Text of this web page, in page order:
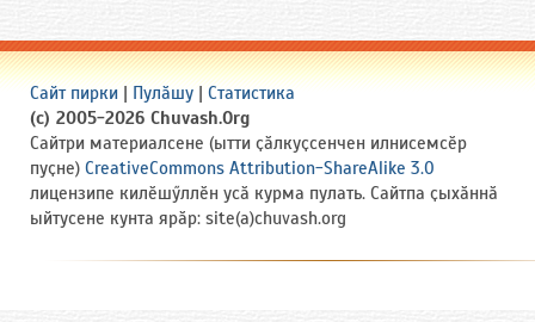
Сайт пирки | Пулӑшу | Статистика
(c) 2005-2026 Chuvash.Org
Сайтри материалсене (ытти ҫӑлкуҫсенчен илнисемсӗр
пуҫне) CreativeCommons Attribution-ShareAlike 3.0
лицензипе килӗшӳллӗн усӑ курма пулать. Сайтпа ҫыхӑннӑ
ыйтусене кунта ярӑр: site(a)chuvash.org